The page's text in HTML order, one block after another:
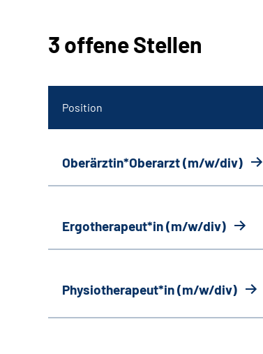
3 offene Stellen
Position
Oberärztin*Oberarzt (m/w/div)
Ergotherapeut*in (m/w/div)
Physiotherapeut*in (m/w/div)